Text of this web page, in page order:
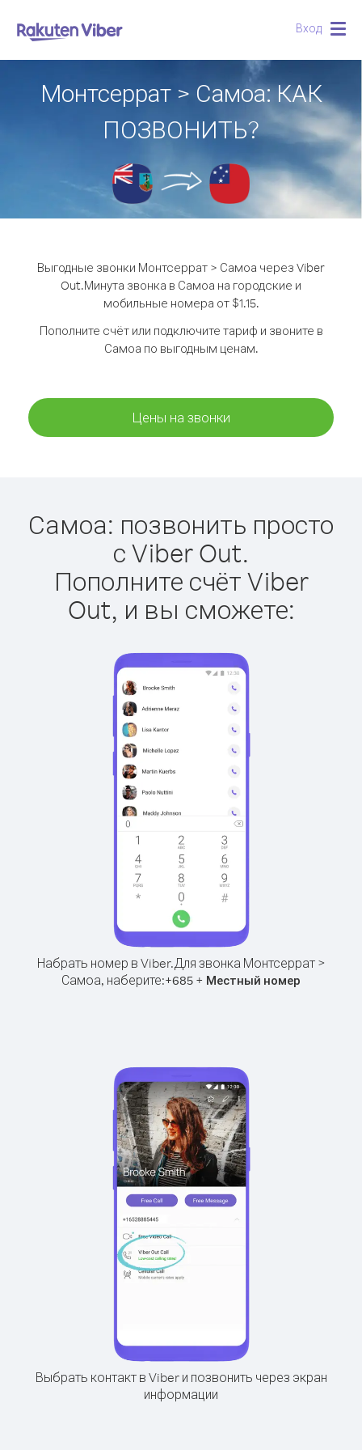
Вход
Монтсеррат > Самоа: КАК
ПОЗВОНИТЬ?
Выгодные звонки Монтсеррат > Самоа через Viber
Out.Минута звонка в Самоа на городские и
мобильные номера от $1.15.
Пополните счёт или подключите тариф и звоните в
Самоа по выгодным ценам.
Цены на звонки
Самоа: позвонить просто
с Viber Out.
Пополните счёт Viber
Out, и вы сможете:
Набрать номер в Viber.Для звонка Монтсеррат >
Самоа, наберите:+685 + Местный номер
Выбрать контакт в Viber и позвонить через экран
информации